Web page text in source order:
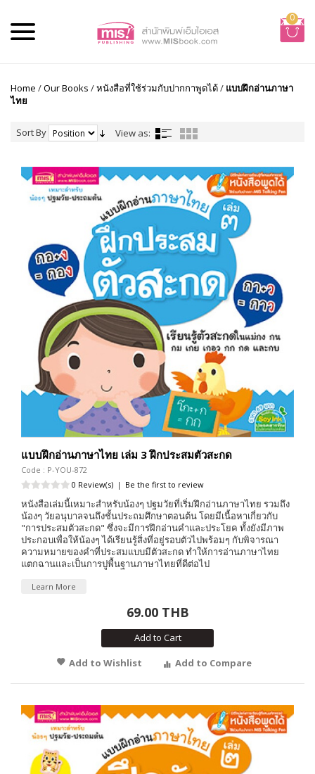
0
Home /Our Books /หนังสือที่ใช้ร่วมกับปากกาพูดได้/ แบบฝึกอ่านภาษา
ไทย
Sort By View as:
แบบฝึกอ่านภาษาไทย เล่ม 3 ฝึกประสมตัวสะกด
Code : P-YOU-872
0 Review(s) | Be the first to review
หนังสือเล่มนี้เหมาะสำหรับน้องๆ ปฐมวัยที่เริ่มฝึกอ่านภาษาไทย รวมถึง
น้องๆ วัยอนุบาลจนถึงชั้นประถมศึกษาตอนต้น โดยมีเนื้อหาเกี่ยวกับ
"การประสมตัวสะกด" ซึ่งจะมีการฝึกอ่านคำและประโยค ทั้งยังมีภาพ
ประกอบเพื่อให้น้องๆ ได้เรียนรู้สิ่งที่อยู่รอบตัวไปพร้อมๆ กับพิจารณา
ความหมายของคำที่ประสมแบบมีตัวสะกด ทำให้การอ่านภาษาไทย
แตกฉานและเป็นการปูพื้นฐานภาษาไทยที่ดีต่อไป
Learn More
69.00 THB
Add to Cart
Add to Wishlist
Add to Compare